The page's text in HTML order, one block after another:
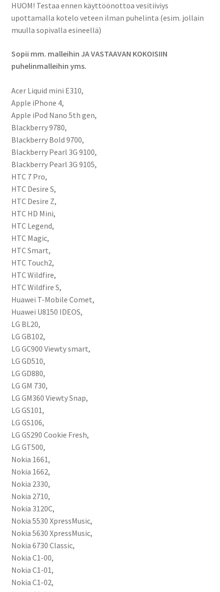
Ericsson
G900,
Naite,
Satio,
Vivaz,
Neo,
Zylo,
T-
Mobile
MDA
Compact
V
määrä
HUOM! Testaa ennen käyttöönottoa vesitiiviys
upottamalla kotelo veteen ilman puhelinta (esim. jollain
muulla sopivalla esineellä)
Sopii mm. malleihin JA VASTAAVAN KOKOISIIN
puhelinmalleihin yms.
Acer Liquid mini E310,
Apple iPhone 4,
Apple iPod Nano 5th gen,
Blackberry 9780,
Blackberry Bold 9700,
Blackberry Pearl 3G 9100,
Blackberry Pearl 3G 9105,
HTC 7 Pro,
HTC Desire S,
HTC Desire Z,
HTC HD Mini,
HTC Legend,
HTC Magic,
HTC Smart,
HTC Touch2,
HTC Wildfire,
HTC Wildfire S,
Huawei T-Mobile Comet,
Huawei U8150 IDEOS,
LG BL20,
LG GB102,
LG GC900 Viewty smart,
LG GD510,
LG GD880,
LG GM 730,
LG GM360 Viewty Snap,
LG GS101,
LG GS106,
LG GS290 Cookie Fresh,
LG GT500,
Nokia 1661,
Nokia 1662,
Nokia 2330,
Nokia 2710,
Nokia 3120C,
Nokia 5530 XpressMusic,
Nokia 5630 XpressMusic,
Nokia 6730 Classic,
Nokia C1-00,
Nokia C1-01,
Nokia C1-02,